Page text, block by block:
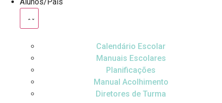
Calendário Escolar
Manuais Escolares
Planificações
Manual Acolhimento
Diretores de Turma